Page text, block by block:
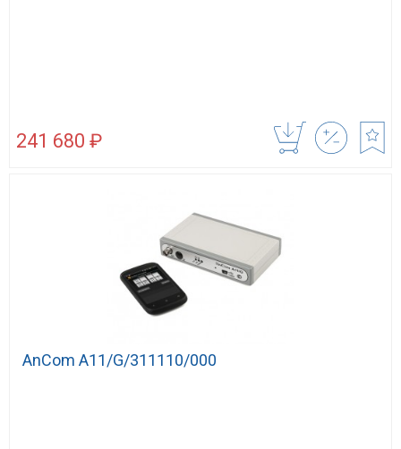
241 680 ₽
AnCom A11/G/311110/000